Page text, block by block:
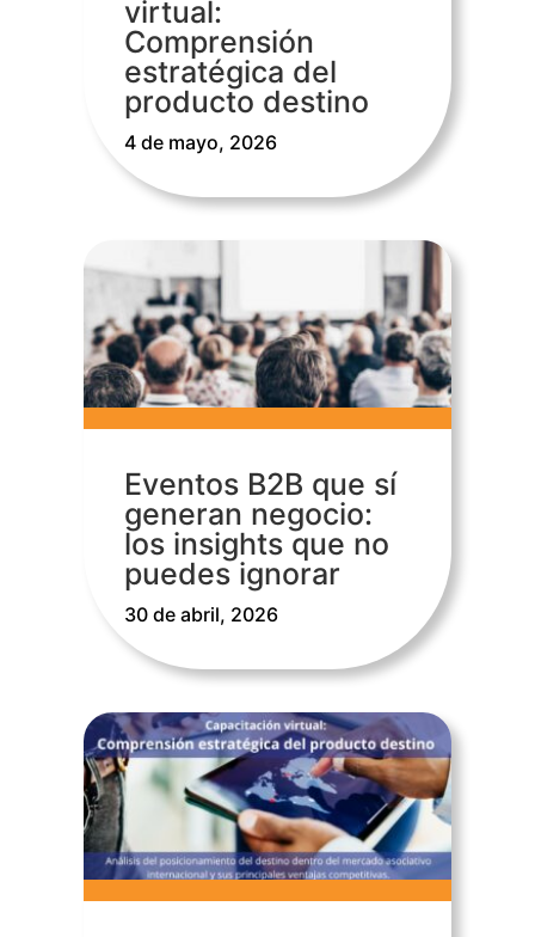
virtual:
Comprensión
estratégica del
producto destino
4 de mayo, 2026
Eventos B2B que sí
generan negocio:
los insights que no
puedes ignorar
30 de abril, 2026